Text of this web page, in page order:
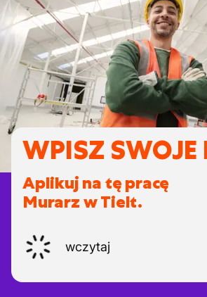
WPISZ SWOJE
Aplikuj na tę pracę
Murarz w Tielt.
wczytaj